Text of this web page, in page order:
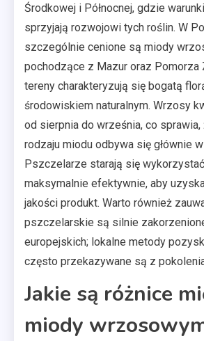
Środkowej i Północnej, gdzie
sprzyjają rozwojowi tych roślin. W
szczególnie cenione są miody
pochodzące z Mazur oraz Pomorza
tereny charakteryzują się bogatą
środowiskiem naturalnym. Wrzosy
od sierpnia do września, co
rodzaju miodu odbywa się głównie
Pszczelarze starają się
maksymalnie efektywnie, aby
jakości produkt. Warto również
pszczelarskie są silnie
europejskich; lokalne metody
często przekazywane są z
Jakie są różnice
miody